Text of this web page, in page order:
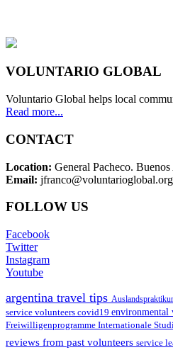
VOLUNTARIO GLOBAL
Voluntario Global helps local
Read more...
CONTACT
Location: General Pacheco.
Email: jfranco@voluntarioglobal.org
FOLLOW US
Facebook
Twitter
Instagram
Youtube
argentina travel tips
service volunteers covid19 environmental
Freiwilligenprogramme Internationale
reviews from past volunteers service